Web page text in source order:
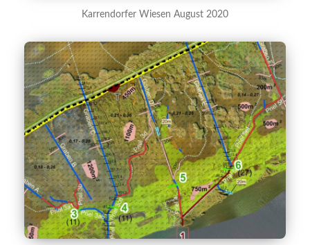
Karrendorfer Wiesen August 2020